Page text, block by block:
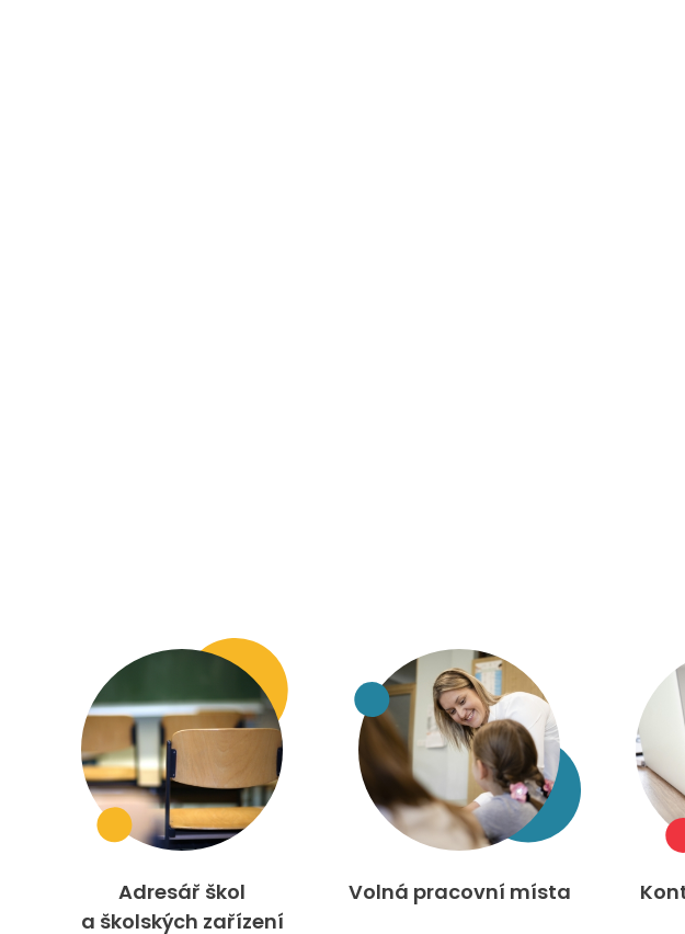
Adresář škol
a školských zařízení
Volná pracovní místa